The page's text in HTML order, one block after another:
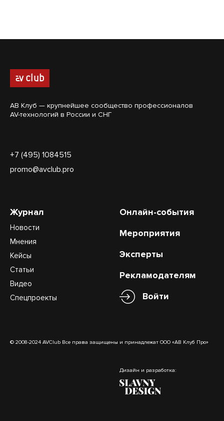
АВ Клуб — крупнейшее сообщество профессионалов
AV-технологий в России и СНГ
+7 (495) 1084515
promo@avclub.pro
Журнал
Новости
Мнения
Кейсы
Статьи
Видео
Спецпроекты
Онлайн-события
Мероприятия
Эксперты
Рекламодателям
Войти
© 2008-2024 AVClub Все права защищены и принадлежат ООО «АВ Клуб Про»
Дизайн и разработка: